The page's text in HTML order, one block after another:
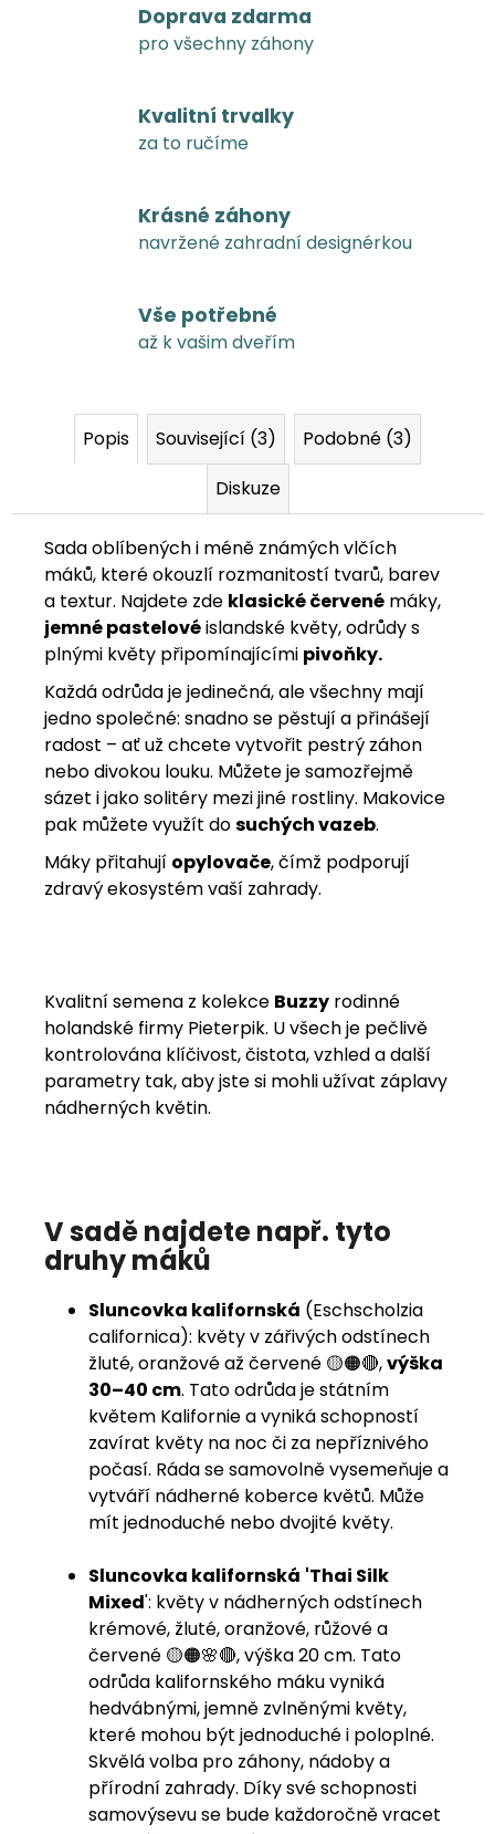
Doprava zdarma
pro všechny záhony
Kvalitní trvalky
za to ručíme
Krásné záhony
navržené zahradní designérkou
Vše potřebné
až k vašim dveřím
Popis Související (3)
Podobné (3)
Diskuze
Sada oblíbených i méně známých vlčích
máků, které okouzlí rozmanitostí tvarů, barev
a textur. Najdete zde klasické červené máky,
jemné pastelovéislandské květy, odrůdy s
plnými květy připomínajícími pivoňky.
Každá odrůda je jedinečná, ale všechny mají
jedno společné: snadno se pěstují a přinášejí
radost – ať už chcete vytvořit pestrý záhon
nebo divokou louku. Můžete je samozřejmě
sázet i jako solitéry mezi jiné rostliny. Makovice
pak můžete využít dosuchých vazeb.
Máky přitahují opylovače, čímž podporují
zdravý ekosystém vaší zahrady.
Kvalitní semena z kolekce Buzzy rodinné
holandské firmy Pieterpik. U všech je pečlivě
kontrolována klíčivost, čistota, vzhled a další
parametry tak, aby jste si mohli užívat záplavy
nádherných květin.
V sadě najdete např. tyto
druhy máků
Sluncovka kalifornská (Eschscholzia
californica): květy v zářivých odstínech
žluté, oranžové až červené 🟡🟠🔴,výška
30–40 cm. Tato odrůda je státním
květem Kalifornie a vyniká schopností
zavírat květy na noc či za nepříznivého
počasí. Ráda se samovolně vysemeňuje a
vytváří nádherné koberce květů. Může
mít jednoduché nebo dvojité květy.
Sluncovka kalifornská 'Thai Silk
Mixed': květy v nádherných odstínech
krémové, žluté, oranžové, růžové a
červené 🟡🟠🌸🔴, výška 20 cm. Tato
odrůda kalifornského máku vyniká
hedvábnými, jemně zvlněnými květy,
které mohou být jednoduché i poloplné.
Skvělá volba pro záhony, nádoby a
přírodní zahrady. Díky své schopnosti
samovýsevu se bude každoročně vracet